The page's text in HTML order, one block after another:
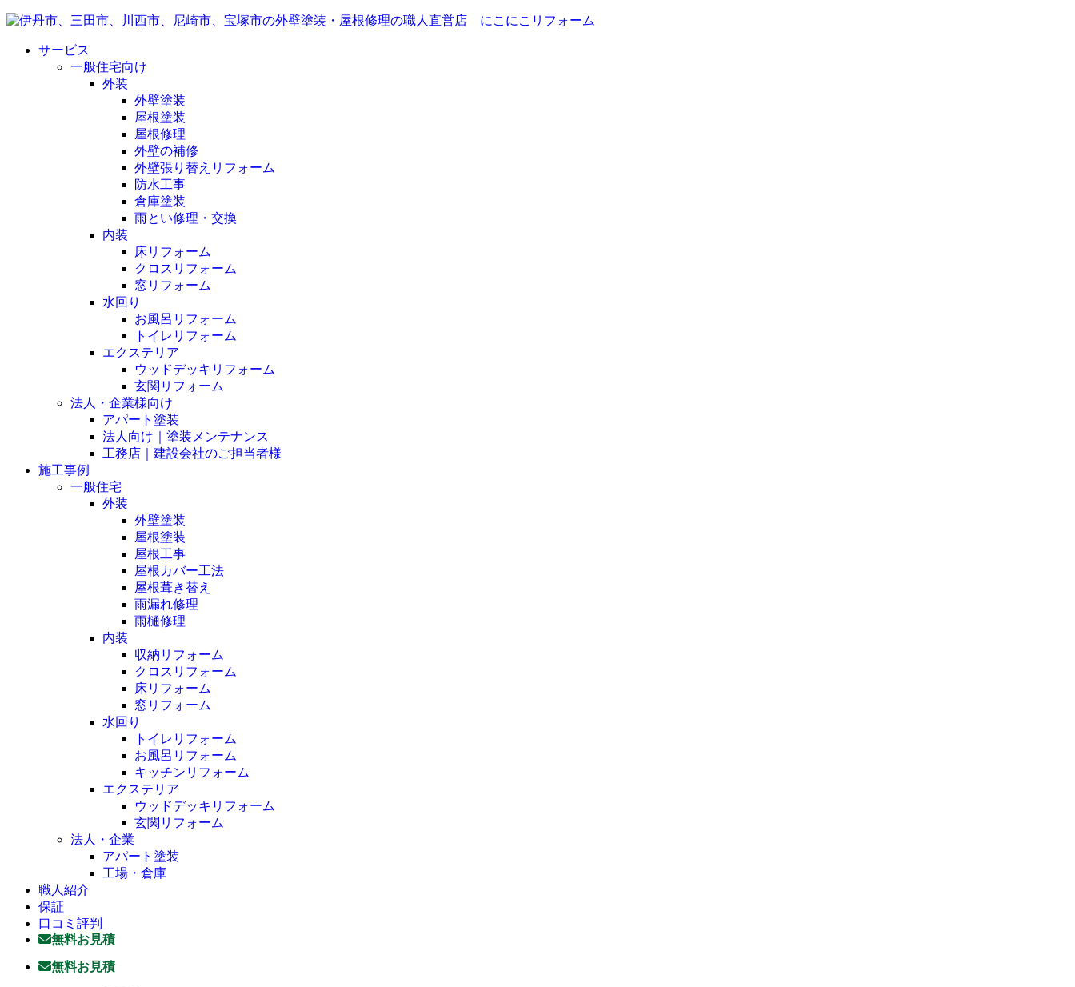
サービス
一般住宅向け
外装
外壁塗装
屋根塗装
屋根修理
外壁の補修
外壁張り替えリフォーム
防水工事
倉庫塗装
雨とい修理・交換
内装
床リフォーム
クロスリフォーム
窓リフォーム
水回り
お風呂リフォーム
トイレリフォーム
エクステリア
ウッドデッキリフォーム
玄関リフォーム
法人・企業様向け
アパート塗装
法人向け｜塗装メンテナンス
工務店｜建設会社のご担当者様
施工事例
一般住宅
外装
外壁塗装
屋根塗装
屋根工事
屋根カバー工法
屋根葺き替え
雨漏れ修理
雨樋修理
内装
収納リフォーム
クロスリフォーム
床リフォーム
窓リフォーム
水回り
トイレリフォーム
お風呂リフォーム
キッチンリフォーム
エクステリア
ウッドデッキリフォーム
玄関リフォーム
法人・企業
アパート塗装
工場・倉庫
職人紹介
保証
口コミ評判
無料お見積
無料お見積